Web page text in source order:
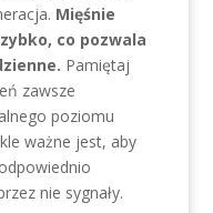
Mięśnie
co pozwala
Pamiętaj
zawsze
poziomu
ważne jest, aby
nie sygnały.